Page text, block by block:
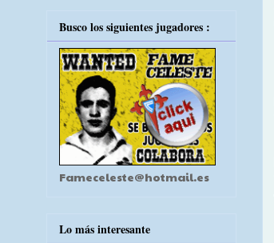
Busco los siguientes jugadores :
Fameceleste@hotmail.es
Lo más interesante